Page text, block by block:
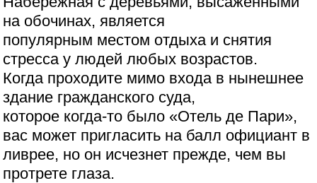
на обочинах, является
популярным местом отдыха и снятия
стресса у людей любых возрастов.
Когда проходите мимо входа в нынешнее
здание гражданского суда,
которое когда-то было «Отель де Пари»,
вас может пригласить на балл официант в
ливрее, но он исчезнет прежде, чем вы
протрете глаза.